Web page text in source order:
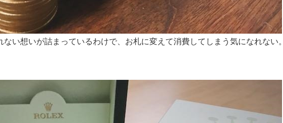
い想いが詰まっているわけで、お札に変えて消費してしまう気になれない。